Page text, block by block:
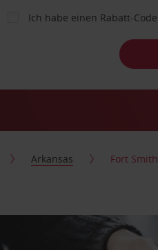
Ich habe einen Rabatt-Code
Arkansas Fort Smith